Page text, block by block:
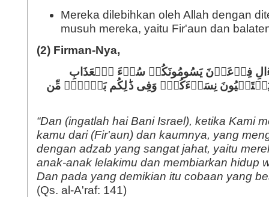
Mereka dilebihkan oleh Allah dengan
musuh mereka, yaitu Fir'aun dan
(2) Firman-Nya,
فِرۡعَوۡنَ یَسُومُونَكُمۡ سُوۤءَ ٱلۡعَذَابِ
نِسَاۤءَكُمۡۚ وَفِی ذَ لِكُم بَلَاۤءࣱ مِّن
“Dan (ingatlah hai Bani Israel), ketika Kami
kamu dari (Fir'aun) dan kaumnya, yang
dengan adzab yang sangat jahat, yaitu
anak-anak lelakimu dan membiarkan hidup
Dan pada yang demikian itu cobaan yang
(Qs. al-A'raf: 141)